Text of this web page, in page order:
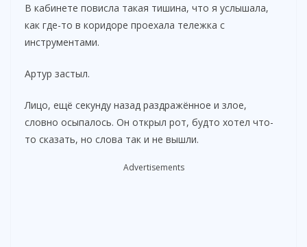
В кабинете повисла такая тишина, что я услышала,
как где-то в коридоре проехала тележка с
инструментами.
Артур застыл.
Лицо, ещё секунду назад раздражённое и злое,
словно осыпалось. Он открыл рот, будто хотел что-
то сказать, но слова так и не вышли.
Advertisements